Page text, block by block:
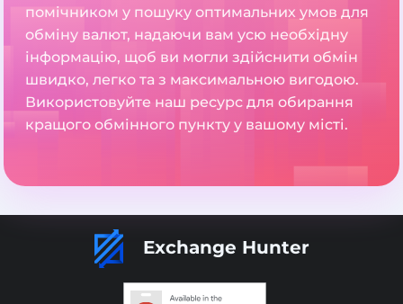
помічником у пошуку оптимальних умов для
обміну валют, надаючи вам усю необхідну
інформацію, щоб ви могли здійснити обмін
швидко, легко та з максимальною вигодою.
Використовуйте наш ресурс для обирання
кращого обмінного пункту у вашому місті.
Exchange Hunter